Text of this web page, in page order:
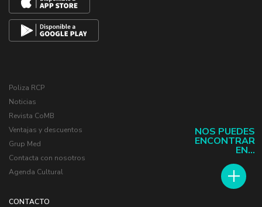
NOS PUEDES
ENCONTRAR
EN...
Poliza RCP
Noticias
Revista CoMB
Ventajas y descuentos
Grup Med
Contacta con nosotros
Agenda Cultural
CONTACTO